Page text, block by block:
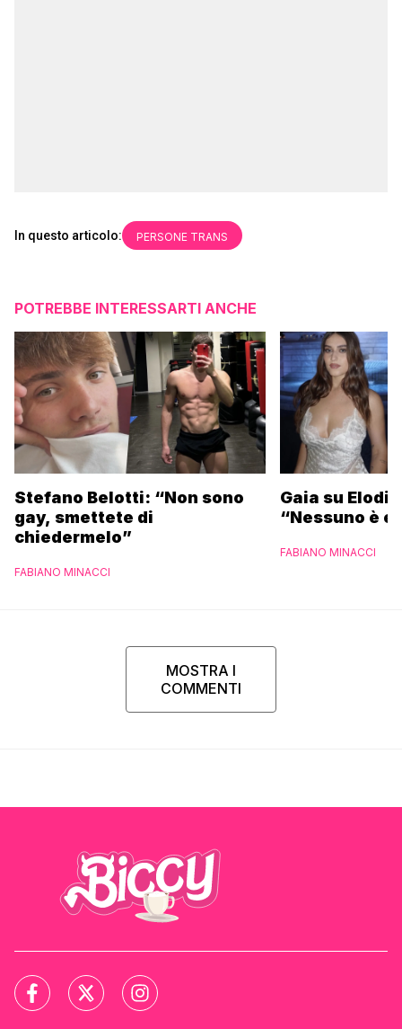
In questo articolo: PERSONE TRANS
POTREBBE INTERESSARTI ANCHE
Stefano Belotti: “Non sono
gay, smettete di
chiedermelo”
FABIANO MINACCI
Gaia su
“Nessuno è
FABIANO MINACCI
MOSTRA I
COMMENTI